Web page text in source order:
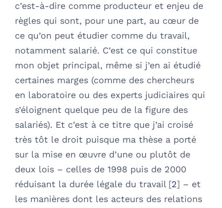
c’est-à-dire comme producteur et enjeu de
règles qui sont, pour une part, au cœur de
ce qu’on peut étudier comme du travail,
notamment salarié. C’est ce qui constitue
mon objet principal, même si j’en ai étudié
certaines marges (comme des chercheurs
en laboratoire ou des experts judiciaires qui
s’éloignent quelque peu de la figure des
salariés). Et c’est à ce titre que j’ai croisé
très tôt le droit puisque ma thèse a porté
sur la mise en œuvre d’une ou plutôt de
deux lois – celles de 1998 puis de 2000
réduisant la durée légale du travail 2
– et
les manières dont les acteurs des relations